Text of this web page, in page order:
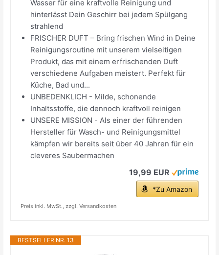
Wasser für eine kraftvolle Reinigung und
hinterlässt Dein Geschirr bei jedem Spülgang
strahlend
FRISCHER DUFT – Bring frischen Wind in Deine
Reinigungsroutine mit unserem vielseitigen
Produkt, das mit einem erfrischenden Duft
verschiedene Aufgaben meistert. Perfekt für
Küche, Bad und...
UNBEDENKLICH - Milde, schonende
Inhaltsstoffe, die dennoch kraftvoll reinigen
UNSERE MISSION - Als einer der führenden
Hersteller für Wasch- und Reinigungsmittel
kämpfen wir bereits seit über 40 Jahren für ein
cleveres Saubermachen
19,99 EUR
*Zu Amazon
Preis inkl. MwSt., zzgl. Versandkosten
BESTSELLER NR. 13